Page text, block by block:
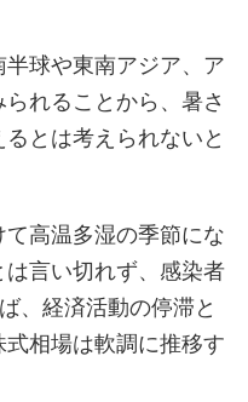
球や東南アジア、ア
れることから、暑さ
とは考えられないと
高温多湿の季節にな
言い切れず、感染者
、経済活動の停滞と
相場は軟調に推移す